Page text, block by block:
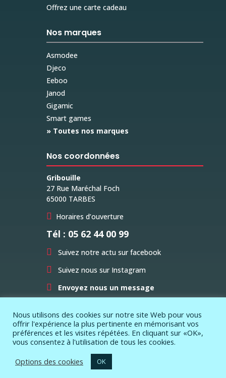
Offrez une carte cadeau
Nos marques
Asmodee
Djeco
Eeboo
Janod
Gigamic
Smart games
» Toutes nos marques
Nos coordonnées
Gribouille
27 Rue Maréchal Foch
65000 TARBES
 Horaires d’ouverture
Tél : 05 62 44 00 99
 Suivez notre actu sur facebook
 Suivez nous sur Instagram
 Envoyez nous un message
Ce site a été réalisé parMadetocom.fr
2021 – Tous droits réservés
Nous utilisons des cookies sur notre site Web pour vous
offrir l'expérience la plus pertinente en mémorisant vos
préférences et les visites répétées. En cliquant sur «OK»,
vous consentez à l'utilisation de tous les cookies.
Options des cookies
OK